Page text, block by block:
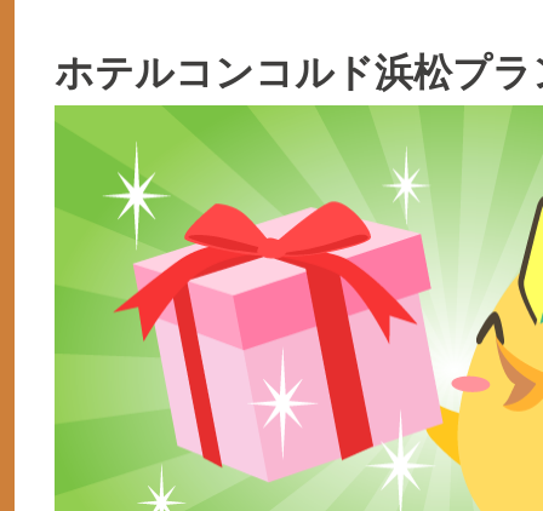
ホテルコンコルド浜松プラ